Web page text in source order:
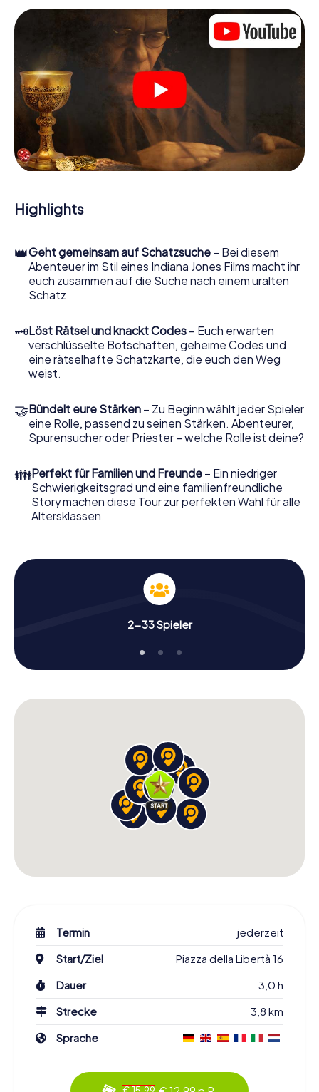
ein geborener Spurensucher? Wer ein waschechter
Abenteurer? Und wer hat das Zeug zum Code-Knacker?
Bei unserer Schatzsuche in Bagnacavallo ist für jeden
Spieler die passende Rolle dabei.
Sind die Rollen verteilt, kann die Krimi-Schatzsuche durch
Bagnacavallo losgehen: An den unterschiedlichsten Orten
in der Stadt knacken Sie verschlüsselte Codes, lösen
knifflige Logikaufgaben und fahnden nach Spuren und
Hinweisstücken. Ihr Smartphone ist dabei Ihr wichtigstes
Ermittlerwerkzeug: Unsere eigens entwickelte App lässt
Sie Kontaktpersonen befragen und rätselhafte
sammeln und navigiert Sie sicher durch Bagnacavallo.
und schon bald werden Sie feststellen, dass der kostbare
Schatz nur noch wenige Schritte entfernt ist.
Highlights
👑Geht gemeinsam auf Schatzsuche – Bei diesem
Abenteuer im Stil eines Indiana Jones Films macht ihr
euch zusammen auf die Suche nach einem uralten
Schatz.
🗝Löst Rätsel und knackt Codes – Euch erwarten
verschlüsselte Botschaften, geheime Codes und
eine rätselhafte Schatzkarte, die euch den Weg
weist.
🤝Bündelt eure Stärken – Zu Beginn wählt jeder Spieler
eine Rolle, passend zu seinen Stärken. Abenteurer,
Spurensucher oder Priester – welche Rolle ist deine?
👪Perfekt für Familien und Freunde – Ein niedriger
Schwierigkeitsgrad und eine familienfreundliche
Story machen diese Tour zur perfekten Wahl für alle
Altersklassen.
2-33 Spieler
Termin
jederzeit
Start/Ziel
Piazza della Libertà 16
Dauer
3,0 h
Strecke
3,8 km
Sprache